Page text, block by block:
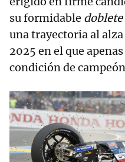
su formidable doblete
una trayectoria al alza
2025 en el que
condición de